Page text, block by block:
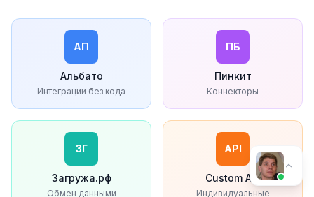
АП
Альбато
Интеграции без кода
ПБ
Пинкит
Коннекторы
ЗГ
Загружа.рф
Обмен данными
API
Custom API
Индивидуальные